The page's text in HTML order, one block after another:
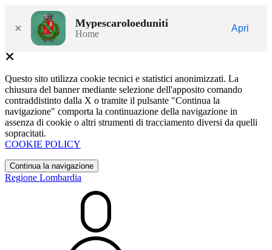
× Mypescaroloeduniti
Home
Apri
Questo sito utilizza cookie tecnici e statistici anonimizzati. La
chiusura del banner mediante selezione dell'apposito comando
contraddistinto dalla X o tramite il pulsante "Continua la
navigazione" comporta la continuazione della navigazione in
assenza di cookie o altri strumenti di tracciamento diversi da quelli
sopracitati.
COOKIE POLICY
Continua la navigazione
Regione Lombardia